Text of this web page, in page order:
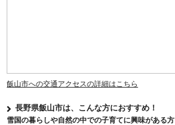
飯山市への交通アクセスの詳細はこちら
長野県飯山市は、こんな方におすすめ！
雪国の暮らしや自然の中での子育てに興味がある方